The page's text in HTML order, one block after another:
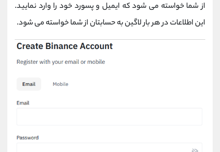
از شما خواسته می شود که ایمیل و پسورد خود را وارد نمایید.
این اطلاعات در هر بار لاگین به حسابتان از شما خواسته می شود.